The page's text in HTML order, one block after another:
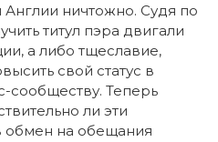
ничтожно. Судя по
титул пэра двигали
а либо тщеславие,
свой статус в
сообществу. Теперь
ли эти
обмен на обещания